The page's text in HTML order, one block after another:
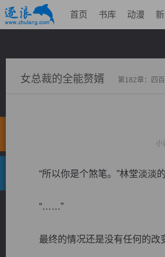
首页 书库 动漫
女总裁的全能赘婿 第182章：四
小
“所以你是个煞笔。”林堂淡淡的
“……”
最终的情况还是没有任何的改变